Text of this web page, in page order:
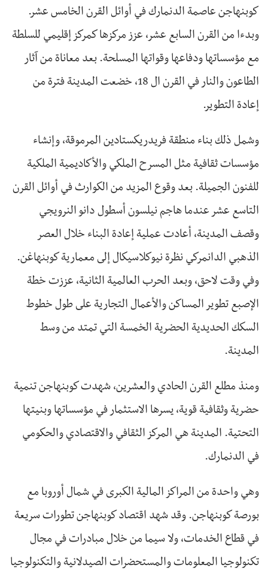
كوبنهاجن عاصمة الدنمارك في أوائل القرن الخامس عشر.
وبدءا من القرن السابع عشر، عزز مركزها كمركز إقليمي للسلطة
مع مؤسساتها ودفاعها وقواتها المسلحة. بعد معاناة من آثار
الطاعون والنار في القرن ال 18، خضعت المدينة فترة من
إعادة التطوير.
وشمل ذلك بناء منطقة فريدريكستادين المرموقة، وإنشاء
مؤسسات ثقافية مثل المسرح الملكي والأكاديمية الملكية
للفنون الجميلة. بعد وقوع المزيد من الكوارث في أوائل القرن
التاسع عشر عندما هاجم نيلسون أسطول دانو النرويجي
وقصف المدينة، أعادت عملية إعادة البناء خلال العصر
الذهبي الدانمركي نظرة نيوكلاسيكال إلى معمارية كوبنهاغن.
وفي وقت لاحق، وبعد الحرب العالمية الثانية، عززت خطة
الإصبع تطوير المساكن والأعمال التجارية على طول خطوط
السكك الحديدية الحضرية الخمسة التي تمتد من وسط
المدينة.
ومنذ مطلع القرن الحادي والعشرين، شهدت كوبنهاجن تنمية
حضرية وثقافية قوية، يسرها الاستثمار في مؤسساتها وبنيتها
التحتية. المدينة هي المركز الثقافي والاقتصادي والحكومي
في الدنمارك.
وهي واحدة من المراكز المالية الكبرى في شمال أوروبا مع
بورصة كوبنهاجن. وقد شهد اقتصاد كوبنهاجن تطورات سريعة
في قطاع الخدمات، ولا سيما من خلال مبادرات في مجال
تكنولوجيا المعلومات والمستحضرات الصيدلانية والتكنولوجيا